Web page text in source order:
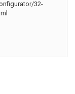
32-